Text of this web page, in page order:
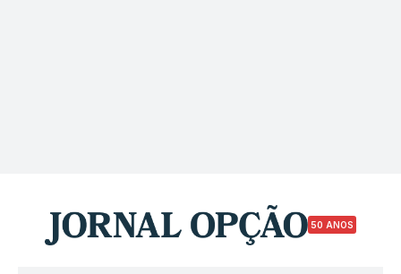
50 ANOS